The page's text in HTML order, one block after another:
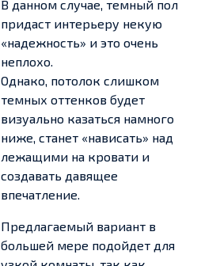
В данном случае, темный пол
придаст интерьеру некую
«надежность» и это очень
неплохо.
Однако, потолок слишком
темных оттенков будет
визуально казаться намного
ниже, станет «нависать» над
лежащими на кровати и
создавать давящее
впечатление.
Предлагаемый вариант в
большей мере подойдет для